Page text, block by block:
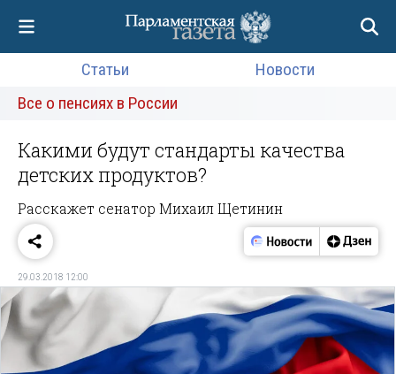
Статьи
Новости
Все о пенсиях в России
Какими будут стандарты качества
детских продуктов?
Расскажет сенатор Михаил Щетинин
29.03.2018 12:00